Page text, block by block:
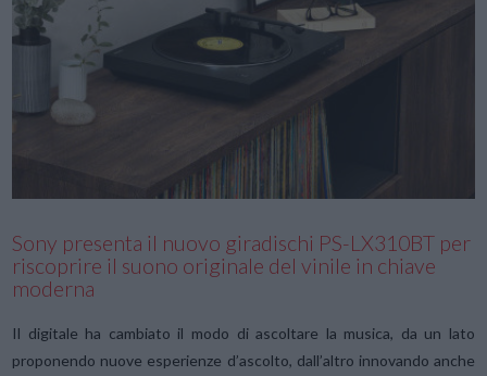
Sony presenta il nuovo giradischi PS-LX310BT per
riscoprire il suono originale del vinile in chiave
moderna
Il digitale ha cambiato il modo di ascoltare la musica, da un lato
proponendo nuove esperienze d’ascolto, dall’altro innovando anche